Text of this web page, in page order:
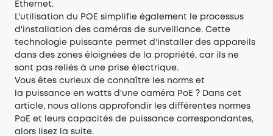
Ethernet.
L'utilisation du POE simplifie également le processus
d'installation des caméras de surveillance. Cette
technologie puissante permet d'installer des appareils
dans des zones éloignées de la propriété, car ils ne
sont pas reliés à une prise électrique.
Vous êtes curieux de connaître les norms et
la puissance en watts d'une caméra PoE ? Dans cet
article, nous allons approfondir les différentes normes
PoE et leurs capacités de puissance correspondantes,
alors lisez la suite.